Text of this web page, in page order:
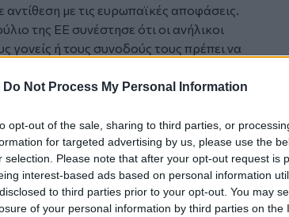
Do Not Process My Personal Information
opt-out of the sale, sharing to third parties, or
for targeted advertising by us, please use the
selection. Please note that after your opt-out request is
interest-based ads based on personal information
to third parties prior to your opt-out. You may
of your personal information by third parties on the
με τις ευρωπαϊκές αποφάσεις.
της ΕΕ συνέστησε ότι οι ανήλικοι
γονείς ή τους συνοδούς τους πρέπει να
κινδύνου κατατάσσονται επίσης
το Κόσοβο, η Δομινικανική
στις περιοχές υψηλού κινδύνου